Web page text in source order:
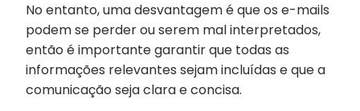
No entanto, uma desvantagem é que os e-mails
podem se perder ou serem mal interpretados,
então é importante garantir que todas as
informações relevantes sejam incluídas e que a
comunicação seja clara e concisa.